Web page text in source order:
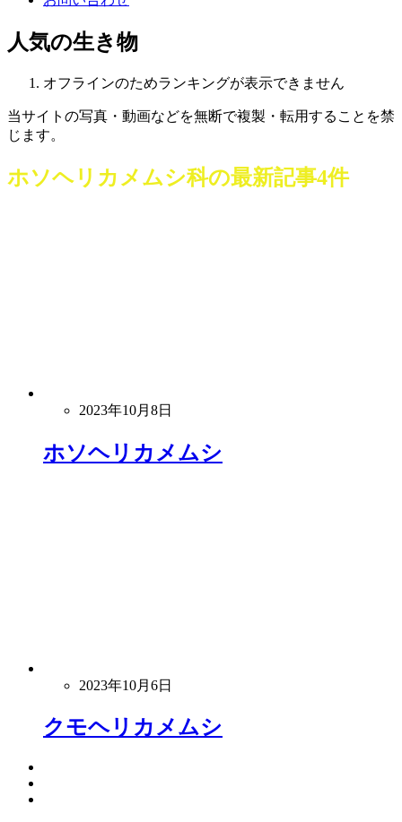
人気の生き物
オフラインのためランキングが表示できません
当サイトの写真・動画などを無断で複製・転用することを禁
じます。
ホソヘリカメムシ科の最新記事4件
2023年10月8日
ホソヘリカメムシ
2023年10月6日
クモヘリカメムシ